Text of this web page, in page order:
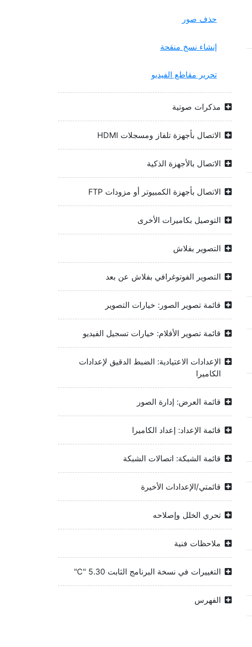
حذف صور
إنشاء نسخ منقحة
تحرير مقاطع الفيديو
مذكرات صوتية
الاتصال بأجهزة تلفاز ومسجلات HDMI‏‏
الاتصال بالأجهزة الذكية
الاتصال بأجهزة الكمبيوتر أو مزودات FTP‏‏
التوصيل بكاميرات الأخرى
التصوير بفلاش
التصوير الفوتوغرافي بفلاش عن بعد
قائمة تصوير الصور: خيارات التصوير
قائمة تصوير الأفلام: خيارات تسجيل الفيديو
الإعدادات الاعتيادية: الضبط الدقيق لإعدادات
الكاميرا
قائمة العرض: إدارة الصور
قائمة الإعداد: إعداد الكاميرا
قائمة الشبكة: اتصالات الشبكة
قائمتي/الإعدادات الأخيرة
تحري الخلل وإصلاحه
ملاحظات فنية
التغييرات في نسخة البرنامج الثابت ‎"C" 5.30‏
الفهرس